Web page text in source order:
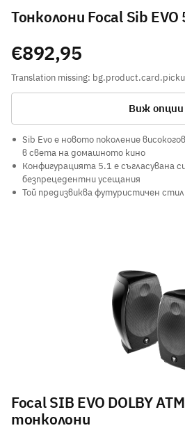
Тонколони Focal Sib EVO
Translation missing:
€892,95
Виж опции
Sib Evo е новото поколение
в света на домашното кино
Конфигурацията 5.1 е съгласувана
безпрецедентни усещания
Той предизвиква футуристичен
Focal SIB EVO DOLBY
тонколони